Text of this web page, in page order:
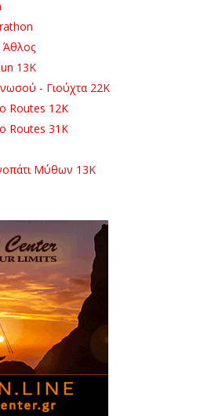
13K
- Γιούχτα 22Κ
Routes 12K
Routes 31K
Μύθων 13Κ